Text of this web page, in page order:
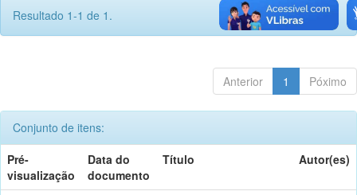
Resultado 1-1 de 1.
Anterior 1 Póximo
Conjunto de itens:
Pré-
visualização
Data do
documento
Título Autor(es)